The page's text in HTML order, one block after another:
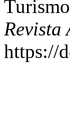
Revista
https://